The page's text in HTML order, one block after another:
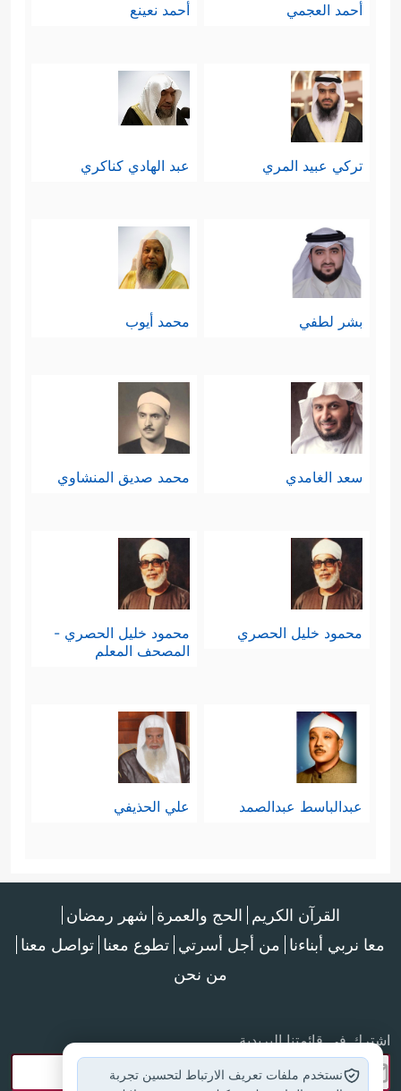
أحمد العجمي أحمد نعينع
تركي عبيد المري عبد الهادي كناكري
بشر لطفي محمد أيوب
سعد الغامدي محمد صديق المنشاوي
محمود خليل الحصري
محمود خليل الحصري -
المصحف المعلم
عبدالباسط عبدالصمد علي الحذيفي
القرآن الكريم الحج والعمرة شهر رمضان
معا نربي أبناءنا من أجل أسرتي تطوع معنا تواصل معنا
من نحن
اشترك في قائمتنا البريدية
نستخدم ملفات تعريف الارتباط لتحسين تجربة